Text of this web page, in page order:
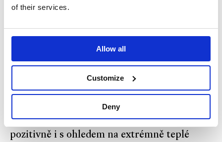
of their services.
Allow all
Customize
Deny
Prašné bráně navíc v létě vyrostlo lešení
pláště, výsledky mimo jiné poslouží jako
„Návštěvnost na námi spravovaných
památkových objektech hodnotíme velmi
pozitivně i s ohledem na extrémně teplé